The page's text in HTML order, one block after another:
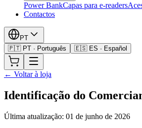
Power BankCapas para e-readers
Contactos
PT
🇵🇹 PT · Português
🇪🇸 ES · Español
← Voltar à loja
Identificação do
Última atualização: 01 de junho de 2026